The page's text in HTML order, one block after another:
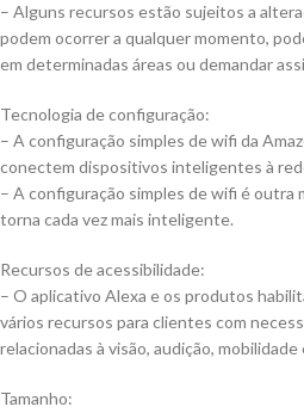
– Alguns recursos estão sujeitos a
podem ocorrer a qualquer momento,
em determinadas áreas ou demandar
Tecnologia de configuração:
– A configuração simples de wifi da
conectem dispositivos inteligentes à
– A configuração simples de wifi é outra
torna cada vez mais inteligente.
Recursos de acessibilidade:
– O aplicativo Alexa e os produtos
vários recursos para clientes com
relacionadas à visão, audição, mobilidade
Tamanho: